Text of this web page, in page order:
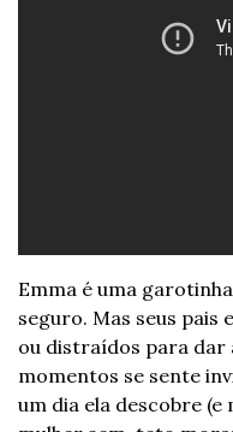
Emma é uma
seguro. Mas seus pais
ou distraídos para dar
momentos se sente
um dia ela descobre